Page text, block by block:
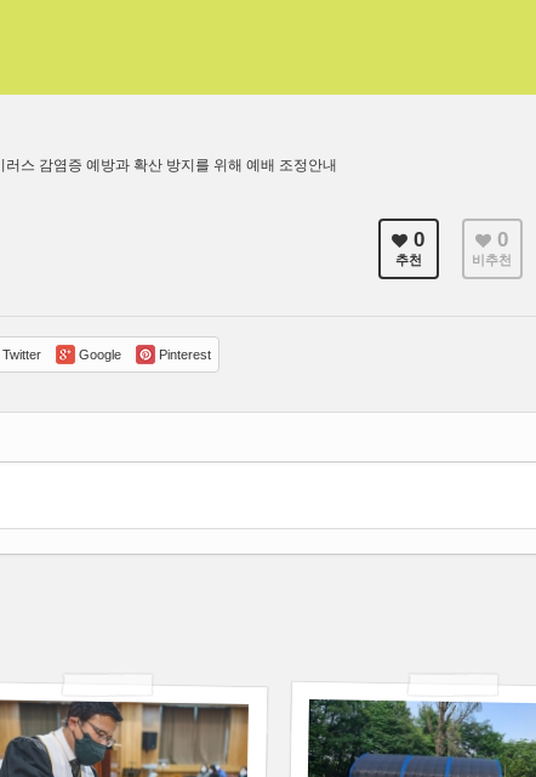
러스 감염증 예방과 확산 방지를 위해 예배 조정안내
0
추천
0
비추천
Twitter Google Pinterest
280 454
2021/03/02